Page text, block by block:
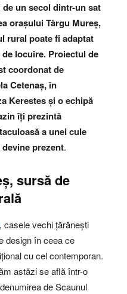
un secol dintr-un sat
orașului Târgu Mureș,
rural poate fi adaptat
locuire. Proiectul de
coordonat de
Cetenaș, în
Kerestes și o echipă
îți prezintă
a unei cule
prezent.
sursă de
, casele vechi țărănești
design în ceea ce
cu cel contemporan.
astăzi se află într-o
de Scaunul